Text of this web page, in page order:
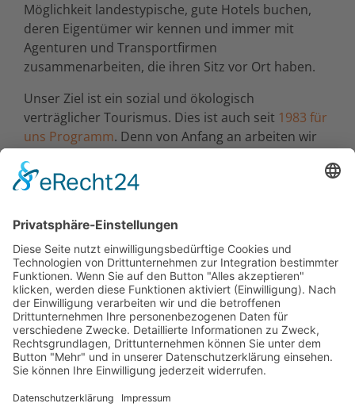
Möglichkeit landestypische, gute Hotels buchen,
deren Eigentümer wir kennen und immer mit
Agenturen und Transportfirmen
zusammenarbeiten, die ihren Sitz vor Ort haben.
Unser Ziel ist ein sozial und ökologisch
verträglicher Tourismus. Dies ist auch seit 1983 für
uns Programm. Denn von Anfang an arbeiten wir
und achten darauf, dass das Geld, das wir
ausgeben, auch dem bereisten Land zugute
Für uns und unsere Reisen gilt: Urlaub ist die
schönste Zeit im Jahr und das gilt erst recht, wenn
Sie selbst erfahren, dass Ihre Reise für die
Bevölkerung positive Effekte hat. Genießen Sie
außergewöhnliche Begegnungen mit unseren
Gruppenreisen inArmenien, Deutschlad, Polen,
Georgienund Rumänien.